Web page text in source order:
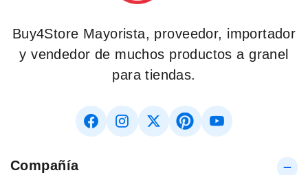
Buy4Store Mayorista, proveedor, importador
y vendedor de muchos productos a granel
para tiendas.
Compañía